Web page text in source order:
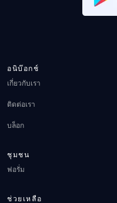
อนิบ๊อกช์
เกี่ยวกับเรา
ติดต่อเรา
บล็อก
ชุมชน
ฟอรั่ม
ช่วยเหลือ